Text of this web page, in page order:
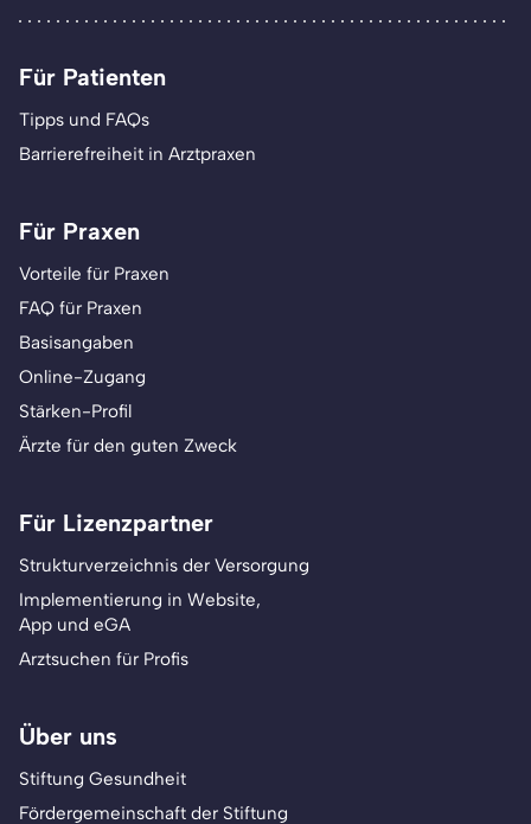
Für Patienten
Tipps und FAQs
Barrierefreiheit in Arztpraxen
Für Praxen
Vorteile für Praxen
FAQ für Praxen
Basisangaben
Online-Zugang
Stärken-Profil
Ärzte für den guten Zweck
Für Lizenzpartner
Strukturverzeichnis der Versorgung
Implementierung in Website,
App und eGA
Arztsuchen für Profis
Über uns
Stiftung Gesundheit
Fördergemeinschaft der Stiftung